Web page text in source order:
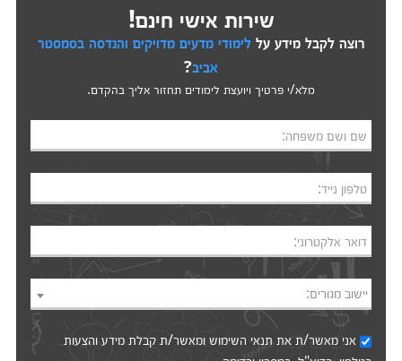
שירות אישי חינם!
רוצה לקבל מידע עללימודי מדעים מדויקים והנדסה בסמסטר
אביב?
מלא/י פרטיך ויועצת לימודים תחזור אליך בהקדם.
שם ושם משפחה:
טלפון נייד:
דואר אלקטרוני:
יישוב מגורים:
אני מאשר/ת את תנאי השימושומאשר/ת קבלת מידע והצעות